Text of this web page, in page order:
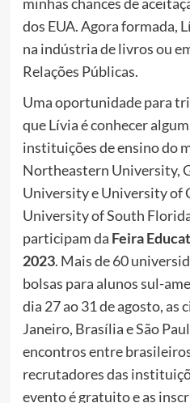
dos EUA. Agora formada,
na indústria de livros ou
Relações Públicas.
Uma oportunidade para
que Lívia é conhecer
instituições de ensino do
Northeastern University,
University e University of
University of South
participam da Feira
2023. Mais de 60
bolsas para alunos sul-
dia 27 ao 31 de agosto, as
Janeiro, Brasília e São
encontros entre
recrutadores das
evento é gratuito e as